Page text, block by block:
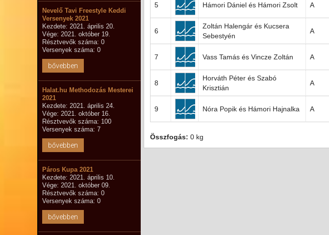
Nevelő Tavi Freestyle Keddi
Versenyek 2021
Kezdete: 2021. április 20.
Vége: 2021. október 19.
Résztvevők száma: 0
Versenyek száma: 0
bővebben
Halat.hu Methodozás Mesterei
2021
Kezdete: 2021. április 24.
Vége: 2021. október 16.
Résztvevők száma: 100
Versenyek száma: 7
bővebben
Páros Kupa 2021
Kezdete: 2021. április 10.
Vége: 2021. október 09.
Résztvevők száma: 0
Versenyek száma: 0
bővebben
5 Hámori Dániel és Hámori Zsolt A
6
Zoltán Halengár és Kucsera
Sebestyén
A
7 Vass Tamás és Vincze Zoltán A
8
Horváth Péter és Szabó
Krisztián
A
9 Nóra Popik és Hámori Hajnalka A
Összfogás: 0 kg